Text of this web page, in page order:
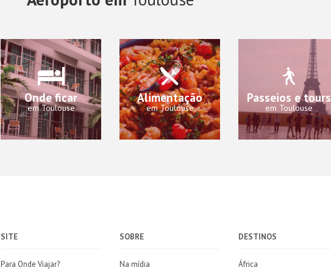
Onde ficar
em Toulouse
Alimentação
em Toulouse
Passeios e tours
em Toulouse
SITE
Para Onde Viajar?
SOBRE
Na mídia
DESTINOS
África